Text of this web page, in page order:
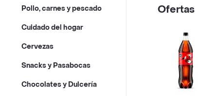
Pollo, carnes y pescado
Cuidado del hogar
Cervezas
Snacks y Pasabocas
Chocolates y Dulcería
Ofertas